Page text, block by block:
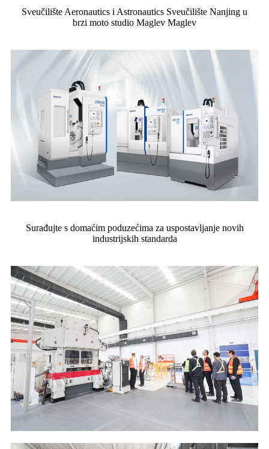
Sveučilište Aeronautics i Astronautics Sveučilište Nanjing u
brzi moto studio Maglev Maglev
Surađujte s domaćim poduzećima za uspostavljanje novih
industrijskih standarda